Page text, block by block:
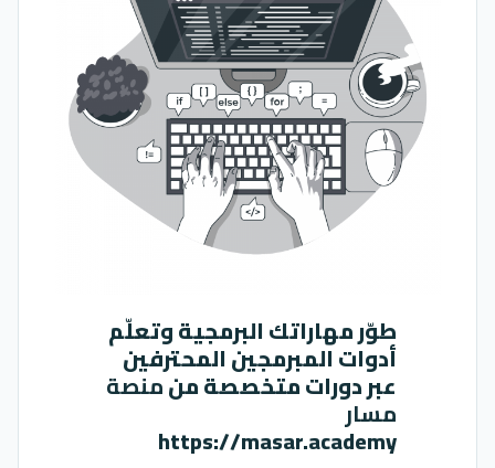
طوّر مهاراتك البرمجية وتعلّم
أدوات المبرمجين المحترفين
عبر دورات متخصصة منمنصة
مسار
https://masar.academy